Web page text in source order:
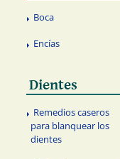
Boca
Encías
Dientes
Remedios caseros
para blanquear los
dientes